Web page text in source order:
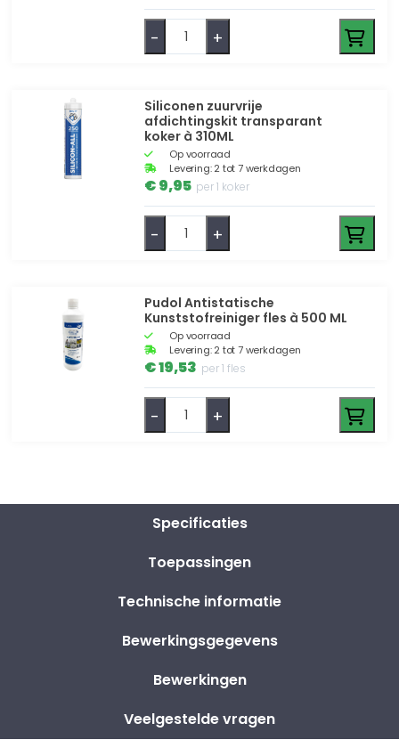
- +
Siliconen zuurvrije
afdichtingskit transparant
koker à 310ML
Op voorraad
Levering: 2 tot 7 werkdagen
€ 9,95 per 1 koker
- +
Pudol Antistatische
Kunststofreiniger fles à 500 ML
Op voorraad
Levering: 2 tot 7 werkdagen
€ 19,53 per 1 fles
- +
Specificaties
Toepassingen
Technische informatie
Bewerkingsgegevens
Bewerkingen
Veelgestelde vragen